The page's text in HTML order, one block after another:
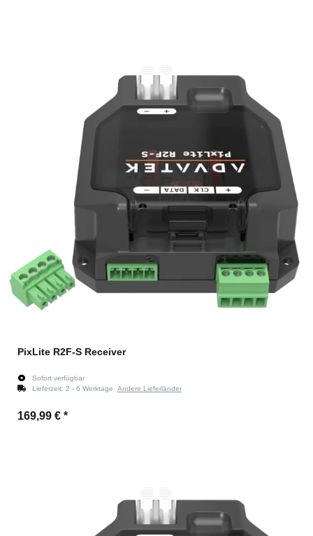
PixLite R2F-S Receiver
Sofort verfügbar
Lieferzeit: 2 - 6 Werktage Andere Lieferländer
169,99 € *